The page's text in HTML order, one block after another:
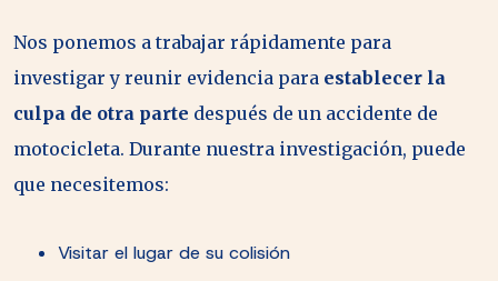
Nos ponemos a trabajar rápidamente para
investigar y reunir evidencia para establecer la
culpa de otra parte después de un accidente de
motocicleta. Durante nuestra investigación, puede
que necesitemos:
Visitar el lugar de su colisión